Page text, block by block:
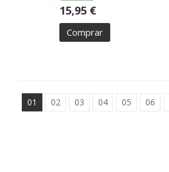
15,95 €
Comprar
01 02 03 04 05 06